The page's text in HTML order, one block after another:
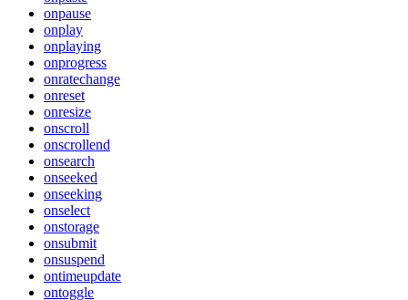
onpause
onplay
onplaying
onprogress
onratechange
onreset
onresize
onscroll
onscrollend
onsearch
onseeked
onseeking
onselect
onstorage
onsubmit
onsuspend
ontimeupdate
ontoggle